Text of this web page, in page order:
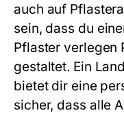
auch auf
sein, dass du
Pflaster verlegen
gestaltet. Ein
bietet dir eine
sicher, dass alle